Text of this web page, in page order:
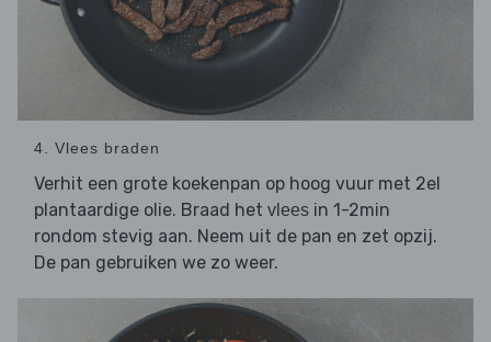
4. Vlees braden
Verhit een grote koekenpan op hoog vuur met 2el
plantaardige olie. Braad het vlees in 1-2min
rondom stevig aan. Neem uit de pan en zet opzij.
De pan gebruiken we zo weer.